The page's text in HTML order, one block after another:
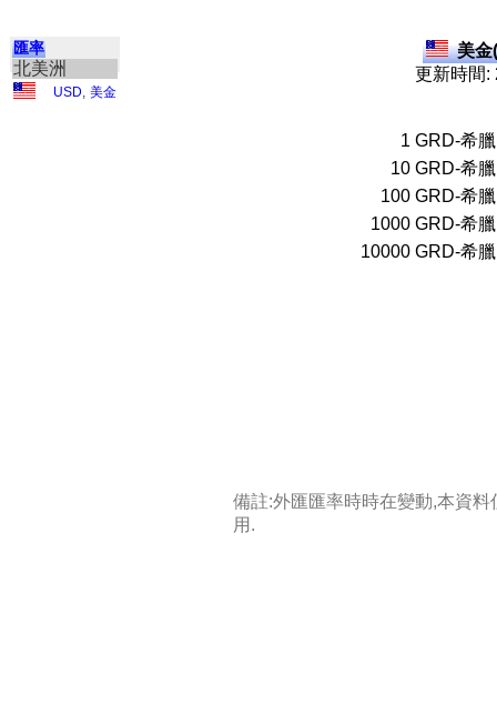
匯率
北美洲
USD 美金
美金
更新時間:
1 GRD-希
10 GRD-希
100 GRD-希
1000 GRD-希
10000 GRD-希
備註:外匯匯率時時在變動,本資
用.